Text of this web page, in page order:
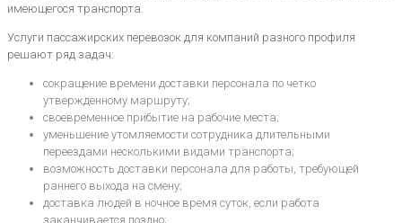
имеющегося транспорта.
Услуги пассажирских перевозок для компаний разного профиля
решают ряд задач:
сокращение времени доставки персонала по четко
утвержденному маршруту;
своевременное прибытие на рабочие места;
уменьшение утомляемости сотрудника длительными
переездами несколькими видами транспорта;
возможность доставки персонала для работы, требующей
раннего выхода на смену;
доставка людей в ночное время суток, если работа
заканчивается поздно;